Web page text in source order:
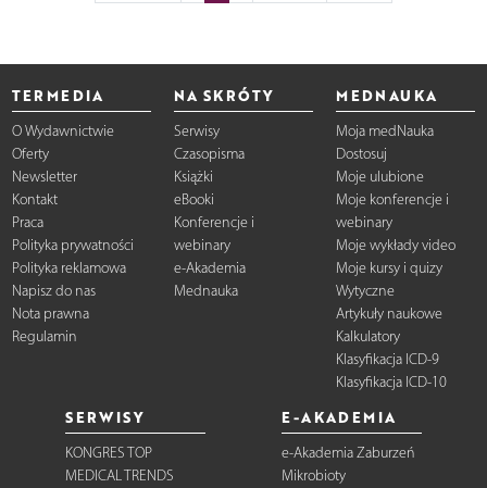
TERMEDIA
O Wydawnictwie
Oferty
Newsletter
Kontakt
Praca
Polityka prywatności
Polityka reklamowa
Napisz do nas
Nota prawna
Regulamin
NA SKRÓTY
Serwisy
Czasopisma
Książki
eBooki
Konferencje i
webinary
e-Akademia
Mednauka
MEDNAUKA
Moja medNauka
Dostosuj
Moje ulubione
Moje konferencje i
webinary
Moje wykłady video
Moje kursy i quizy
Wytyczne
Artykuły naukowe
Kalkulatory
Klasyfikacja ICD-9
Klasyfikacja ICD-10
SERWISY
KONGRES TOP
MEDICAL TRENDS
E-AKADEMIA
e-Akademia Zaburzeń
Mikrobioty